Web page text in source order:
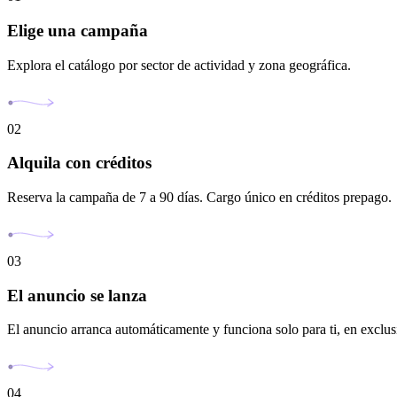
Elige una campaña
Explora el catálogo por sector de actividad y zona geográfica.
02
Alquila con créditos
Reserva la campaña de 7 a 90 días. Cargo único en créditos prepago.
03
El anuncio se lanza
El anuncio arranca automáticamente y funciona solo para ti, en
04